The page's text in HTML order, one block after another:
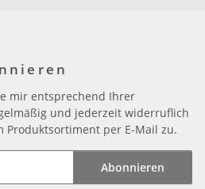
mir entsprechend Ihrer
und jederzeit widerruflich
Produktsortiment per E-Mail zu.
Abonnieren